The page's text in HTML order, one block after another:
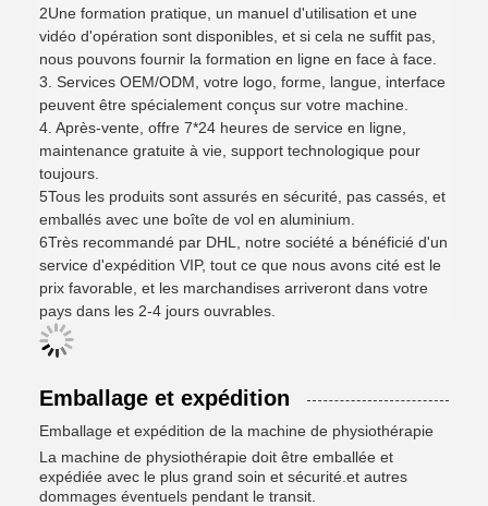
2Une formation pratique, un manuel d'utilisation et une
vidéo d'opération sont disponibles, et si cela ne suffit pas,
nous pouvons fournir la formation en ligne en face à face.
3. Services OEM/ODM, votre logo, forme, langue, interface
peuvent être spécialement conçus sur votre machine.
4. Après-vente, offre 7*24 heures de service en ligne,
maintenance gratuite à vie, support technologique pour
toujours.
5Tous les produits sont assurés en sécurité, pas cassés, et
emballés avec une boîte de vol en aluminium.
6Très recommandé par DHL, notre société a bénéficié d'un
service d'expédition VIP, tout ce que nous avons cité est le
prix favorable, et les marchandises arriveront dans votre
pays dans les 2-4 jours ouvrables.
Emballage et expédition
Emballage et expédition de la machine de physiothérapie
La machine de physiothérapie doit être emballée et
expédiée avec le plus grand soin et sécurité.et autres
dommages éventuels pendant le transit.